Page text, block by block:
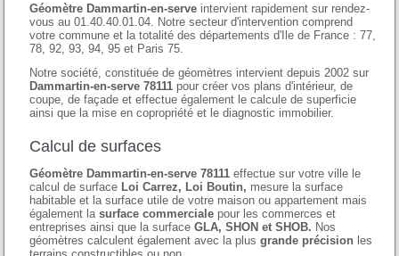
Géomètre Dammartin-en-serve intervient rapidement sur rendez-
vous au 01.40.40.01.04. Notre secteur d'intervention comprend
votre commune et la totalité des départements d'Ile de France : 77,
78, 92, 93, 94, 95 et Paris 75.
Notre société, constituée de géomètres intervient depuis 2002 sur
Dammartin-en-serve 78111 pour créer vos plans d'intérieur, de
coupe, de façade et effectue également le calcule de superficie
ainsi que la mise en copropriété et le diagnostic immobilier.
Calcul de surfaces
Géomètre Dammartin-en-serve 78111 effectue sur votre ville le
calcul de surface Loi Carrez, Loi Boutin, mesure la surface
habitable et la surface utile de votre maison ou appartement mais
également lasurface commerciale pour les commerces et
entreprises ainsi que la surfaceGLA, SHON et SHOB. Nos
géomètres calculent également avec la plusgrande précision les